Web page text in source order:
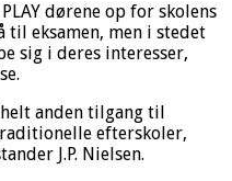
dørene op for skolens
til eksamen, men i stedet
sig i deres interesser,
anden tilgang til
efterskoler,
J.P. Nielsen.